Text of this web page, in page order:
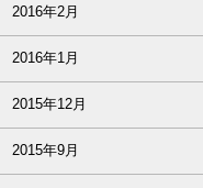
2016年2月
2016年1月
2015年12月
2015年9月